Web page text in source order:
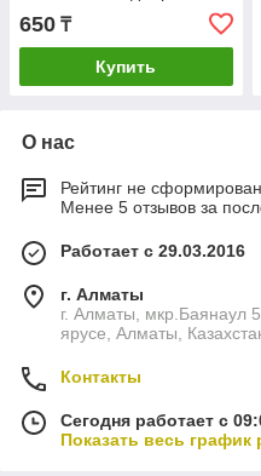
монтеро делика прадо
montero sport prado
650 ₸
Купить
О нас
Рейтинг не сформирован
Менее 5 отзывов за
Работает с 29.03.2016
г. Алматы
г. Алматы, мкр.Баянаул
ярусе, Алматы,
Контакты
Сегодня работает с
Показать весь график